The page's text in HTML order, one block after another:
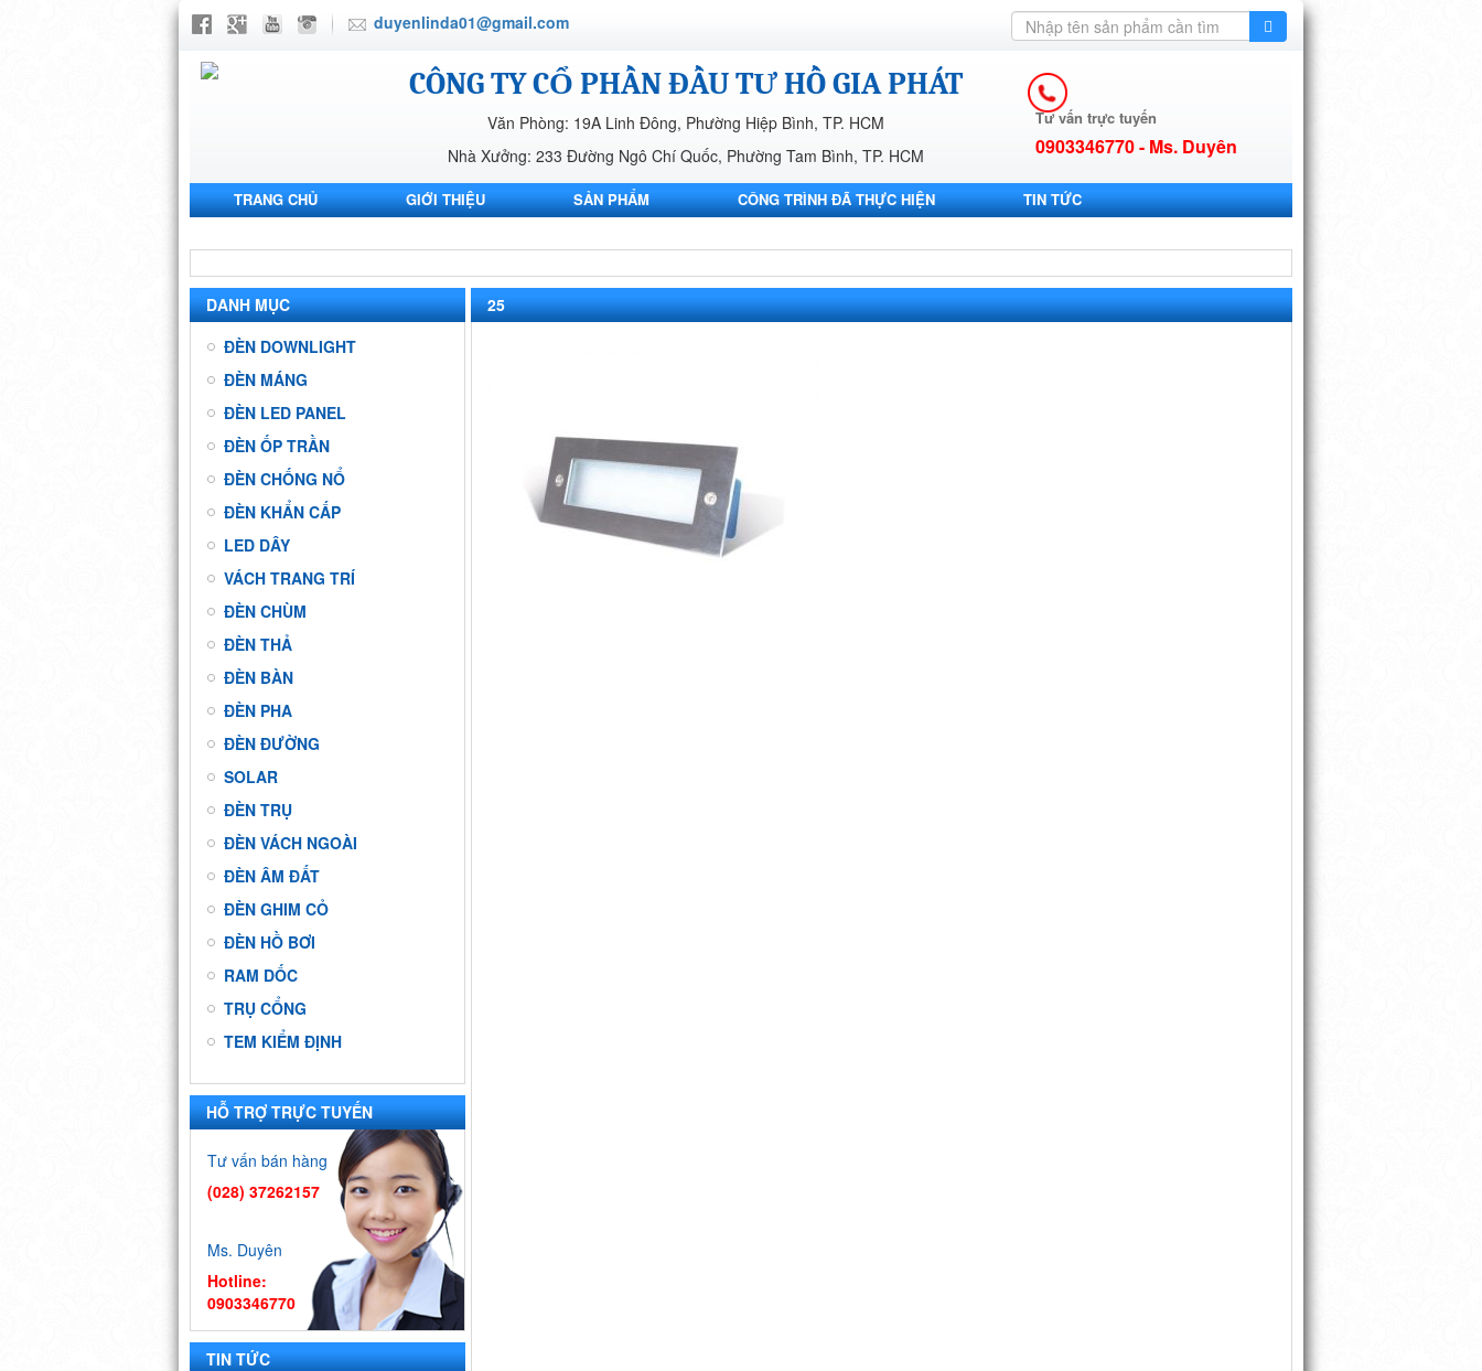
duyenlinda01@gmail.com
CÔNG TY CỔ PHẦN ĐẦU TƯ HỒ GIA PHÁT
Văn Phòng: 19A Linh Đông, Phường Hiệp Bình, TP. HCM
Nhà Xưởng: 233 Đường Ngô Chí Quốc, Phường Tam Bình, TP. HCM
Tư vấn trực tuyến
0903346770 - Ms. Duyên
TRANG CHỦ GIỚI THIỆU SẢN PHẨM CÔNG TRÌNH ĐÃ THỰC HIỆN
TIN TỨC
DANH MỤC
ĐÈN DOWNLIGHT
ĐÈN MÁNG
ĐÈN LED PANEL
ĐÈN ỐP TRẦN
ĐÈN CHỐNG NỔ
ĐÈN KHẨN CẤP
LED DÂY
VÁCH TRANG TRÍ
ĐÈN CHÙM
ĐÈN THẢ
ĐÈN BÀN
ĐÈN PHA
ĐÈN ĐƯỜNG
SOLAR
ĐÈN TRỤ
ĐÈN VÁCH NGOÀI
ĐÈN ÂM ĐẤT
ĐÈN GHIM CỎ
ĐÈN HỒ BƠI
RAM DỐC
TRỤ CỔNG
TEM KIỂM ĐỊNH
HỖ TRỢ TRỰC TUYẾN
Tư vấn bán hàng
(028) 37262157
Ms. Duyên
Hotline:
0903346770
TIN TỨC
9 DỰ ÁN ĐẠI
HỌC QUỐC
BIỂN QUÊ
HƯƠNG
FPT SÓC
TRĂNG
25